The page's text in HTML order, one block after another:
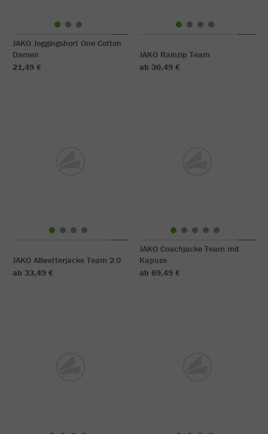
JAKO Joggingshort One Cotton
Damen
21,49 €
JAKO Rainzip Team
ab 30,49 €
JAKO Allwetterjacke Team 2.0
ab 33,49 €
JAKO Coachjacke Team mit
Kapuze
ab 69,49 €